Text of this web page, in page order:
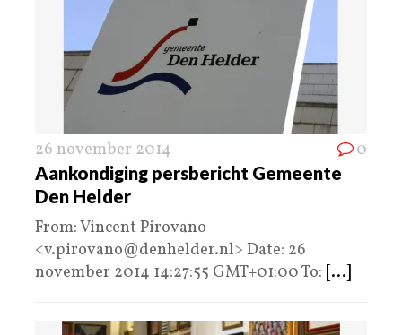
26 november 2014 0
Aankondiging persbericht Gemeente
Den Helder
From: Vincent Pirovano
<v.pirovano@denhelder.nl> Date: 26
november 2014 14:27:55 GMT+01:00 To: [...]